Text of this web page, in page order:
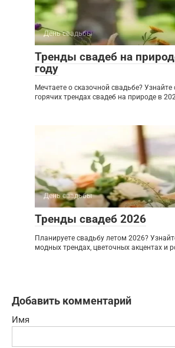
День свадьбы
Тренды свадеб на
году
Мечтаете о сказочной свадьбе?
горячих трендах свадеб на природе в
День свадьбы
Тренды свадеб 2026
Планируете свадьбу летом 2026?
модных трендах, цветочных акцентах и
Добавить комментарий
Имя